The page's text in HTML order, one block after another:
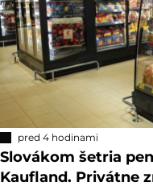
pred 4 hodinami
Slovákom šetria
Kaufland. Privátne